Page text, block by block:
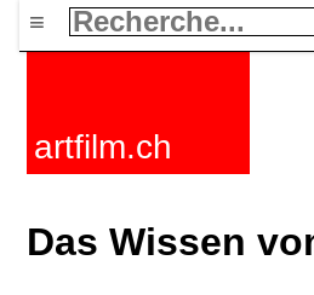
≡
artfilm.ch
Das Wissen